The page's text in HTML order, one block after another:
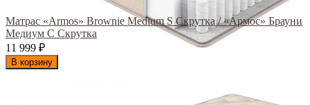
Матрас «Armos» Brownie Medium S Скрутка / «Армос» Брауни
Медиум С Скрутка
11 999 ₽
В корзину